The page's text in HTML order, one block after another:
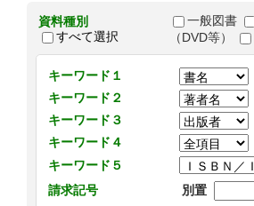
資料種別
すべて選択
一般図書
（DVD等）
キーワード１
キーワード２
キーワード３
キーワード４
キーワード５
請求記号
別置